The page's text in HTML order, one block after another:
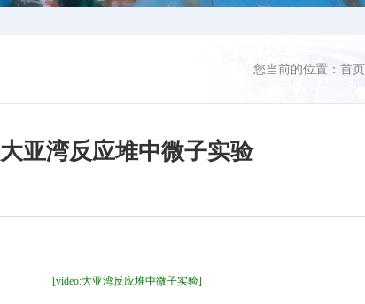
您当前的位置： 首页
大亚湾反应堆中微子实验
[video:大亚湾反应堆中微子实验]